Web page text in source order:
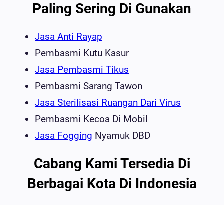
Paling Sering Di Gunakan
Jasa Anti Rayap
Pembasmi Kutu Kasur
Jasa Pembasmi Tikus
Pembasmi Sarang Tawon
Jasa Sterilisasi Ruangan Dari Virus
Pembasmi Kecoa Di Mobil
Jasa Fogging Nyamuk DBD
Cabang Kami Tersedia Di
Berbagai Kota Di Indonesia